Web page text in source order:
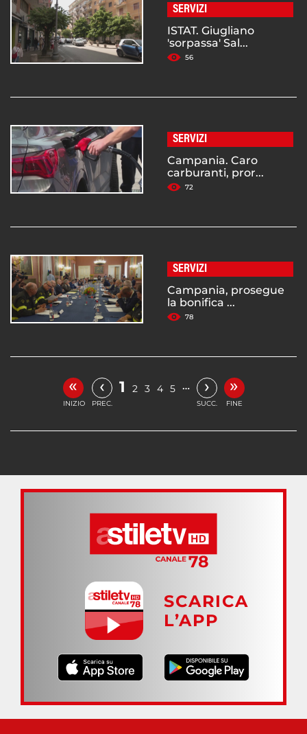
SERVIZI
ISTAT. Giugliano
'sorpassa' Sal...
56
SERVIZI
Campania. Caro
carburanti, pror...
72
SERVIZI
Campania, prosegue
la bonifica ...
78
«
INIZIO
‹
PREC.
1 2 3 4 5 … ›
SUCC.
»
FINE
SCARICA
L’APP